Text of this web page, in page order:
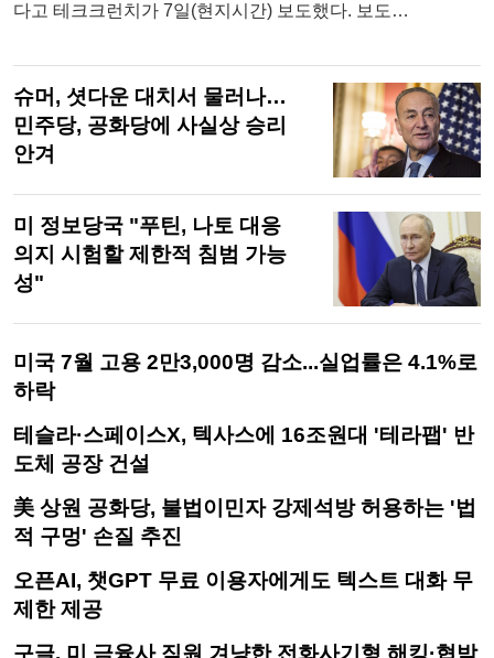
다고 테크크런치가 7일(현지시간) 보도했다. 보도…
슈머, 셧다운 대치서 물러나…
민주당, 공화당에 사실상 승리
안겨
미 정보당국 "푸틴, 나토 대응
의지 시험할 제한적 침범 가능
성"
미국 7월 고용 2만3,000명 감소...실업률은 4.1%로
하락
테슬라·스페이스X, 텍사스에 16조원대 '테라팹' 반
도체 공장 건설
美 상원 공화당, 불법이민자 강제석방 허용하는 '법
적 구멍' 손질 추진
오픈AI, 챗GPT 무료 이용자에게도 텍스트 대화 무
제한 제공